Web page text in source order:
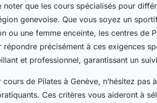
noter que les cours spécialisés pour
genevoise. Que vous soyez un
ou une femme enceinte, les centres de
répondre précisément à ces exigences
et professionnel, garantissant un
de Pilates à Genève, n’hésitez pas
Ces critères vous aideront à